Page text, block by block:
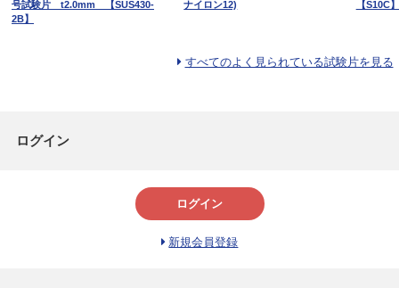
号試験片 t2.0mm 【SUS430-
2B】
ナイロン12)
【S10C】
すべてのよく見られている試験片を見る
ログイン
ログイン
新規会員登録